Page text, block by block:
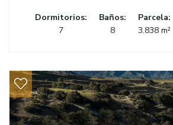
Dormitorios:
7
Baños:
8
Parcela:
3.838 m²